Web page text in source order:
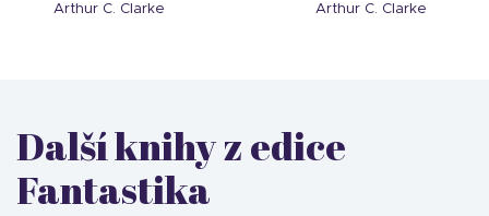
Arthur C. Clarke Arthur C. Clarke
Další knihy z edice
Fantastika